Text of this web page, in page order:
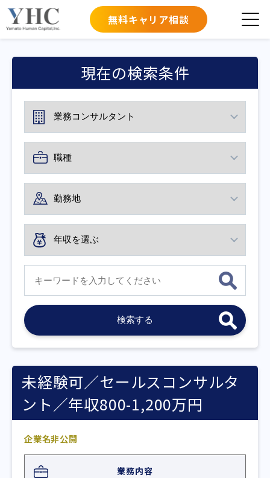
無料キャリア相談
現在の検索条件
未経験可／セールスコンサルタ
ント／年収800-1,200万円
企業名非公開
業務内容